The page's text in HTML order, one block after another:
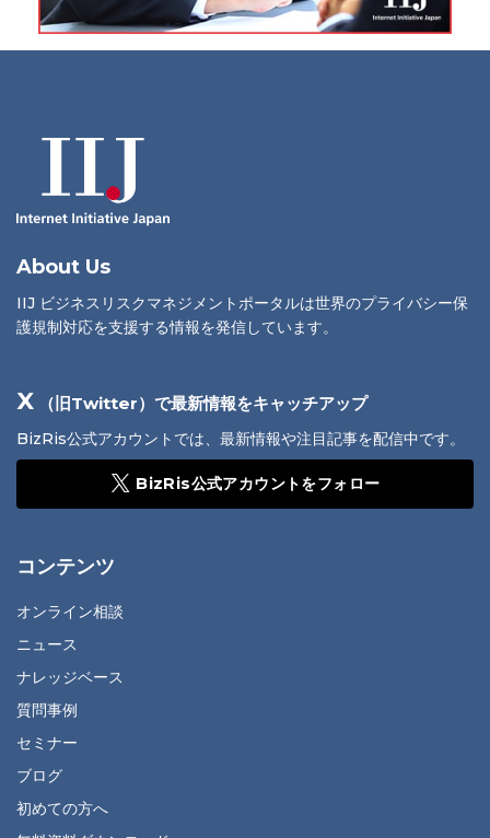
About Us
IIJ ビジネスリスクマネジメントポータルは世界のプライバシー保
護規制対応を支援する情報を発信しています。
X （旧Twitter）で最新情報をキャッチアップ
BizRis公式アカウントでは、最新情報や注目記事を配信中です。
BizRis公式アカウントをフォロー
コンテンツ
オンライン相談
ニュース
ナレッジベース
質問事例
セミナー
ブログ
初めての方へ